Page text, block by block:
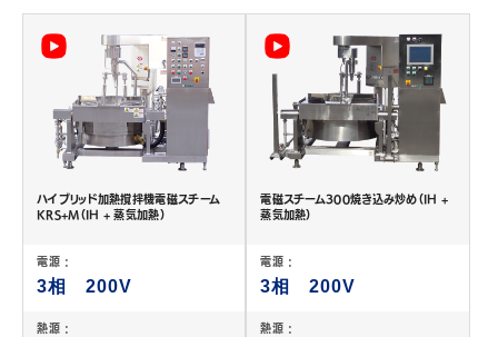
ハイブリッド加熱撹拌機電磁スチーム
KRS+M（IH + 蒸気加熱）
電源 :
3相 200V
熱源 :
電磁スチーム300焼き込み炒め（IH +
蒸気加熱）
電源 :
3相 200V
熱源 :